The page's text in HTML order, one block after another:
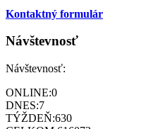
Kontaktný formulár
Návštevnosť
Návštevnosť:
ONLINE:0
DNES:7
TÝŽDEŇ:630